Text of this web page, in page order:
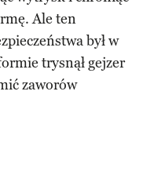
Ale ten
był w
trysnął gejzer
zaworów